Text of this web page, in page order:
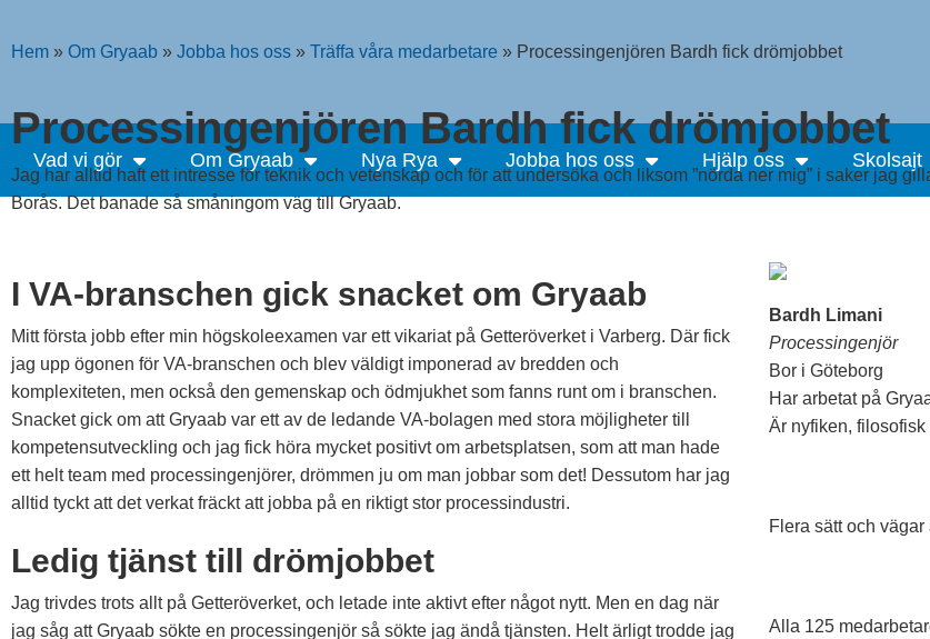
Vad vi gör Om Gryaab Nya Rya Jobba hos oss Hjälp oss Skolsajt
Hem » Om Gryaab » Jobba hos oss » Träffa våra medarbetare » Processingenjören Bardh fick drömjobbet
Processingenjören Bardh fick drömjobbet
Jag har alltid haft ett intresse för teknik och vetenskap och för att undersöka och liksom ”nörda ner mig” i saker jag
Borås. Det banade så småningom väg till Gryaab.
I VA-branschen gick snacket om Gryaab
Mitt första jobb efter min högskoleexamen var ett vikariat på Getteröverket i Varberg. Där fick
jag upp ögonen för VA-branschen och blev väldigt imponerad av bredden och
komplexiteten, men också den gemenskap och ödmjukhet som fanns runt om i branschen.
Snacket gick om att Gryaab var ett av de ledande VA-bolagen med stora möjligheter till
kompetensutveckling och jag fick höra mycket positivt om arbetsplatsen, som att man hade
ett helt team med processingenjörer, drömmen ju om man jobbar som det! Dessutom har jag
alltid tyckt att det verkat fräckt att jobba på en riktigt stor processindustri.
Ledig tjänst till drömjobbet
Jag trivdes trots allt på Getteröverket, och letade inte aktivt efter något nytt. Men en dag när
jag såg att Gryaab sökte en processingenjör så sökte jag ändå tjänsten. Helt ärligt trodde jag
Bardh Limani
Processingenjör
Bor i Göteborg
Har arbetat på
Är nyfiken, filosofisk
Flera sätt och
Alla 125